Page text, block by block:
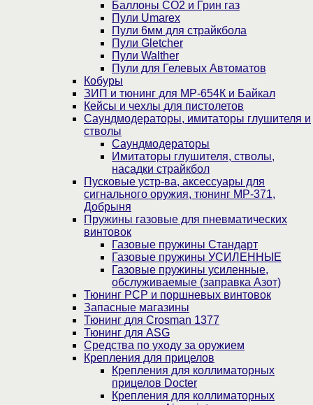
Баллоны CO2 и Грин газ
Пули Umarex
Пули 6мм для страйкбола
Пули Gletcher
Пули Walther
Пули для Гелевых Автоматов
Кобуры
ЗИП и тюнинг для МР-654К и Байкал
Кейсы и чехлы для пистолетов
Саундмодераторы, имитаторы глушителя и
стволы
Саундмодераторы
Имитаторы глушителя, стволы,
насадки страйкбол
Пусковые устр-ва, аксессуары для
сигнального оружия, тюнинг МР-371,
Добрыня
Пружины газовые для пневматических
винтовок
Газовые пружины Стандарт
Газовые пружины УСИЛЕННЫЕ
Газовые пружины усиленные,
обслуживаемые (заправка Азот)
Тюнинг PCP и поршневых винтовок
Запасные магазины
Тюнинг для Crosman 1377
Тюнинг для ASG
Средства по уходу за оружием
Крепления для прицелов
Крепления для коллиматорных
прицелов Docter
Крепления для коллиматорных